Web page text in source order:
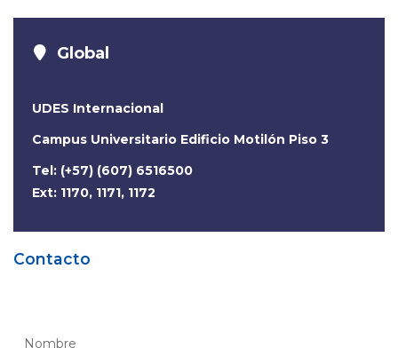
Global
UDES Internacional
Campus Universitario Edificio Motilón Piso 3
Tel: (+57) (607) 6516500
Ext: 1170, 1171, 1172
Contacto